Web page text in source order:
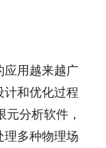
应用越来越广
计和优化过程
分析软件，
理多种物理场